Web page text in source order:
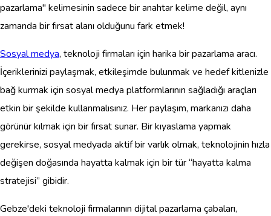
pazarlama" kelimesinin sadece bir anahtar kelime değil, aynı
zamanda bir fırsat alanı olduğunu fark etmek!
Sosyal medya, teknoloji firmaları için harika bir pazarlama aracı.
İçeriklerinizi paylaşmak, etkileşimde bulunmak ve hedef kitlenizle
bağ kurmak için sosyal medya platformlarının sağladığı araçları
etkin bir şekilde kullanmalısınız. Her paylaşım, markanızı daha
görünür kılmak için bir fırsat sunar. Bir kıyaslama yapmak
gerekirse, sosyal medyada aktif bir varlık olmak, teknolojinin hızla
değişen doğasında hayatta kalmak için bir tür “hayatta kalma
stratejisi” gibidir.
Gebze'deki teknoloji firmalarının dijital pazarlama çabaları,